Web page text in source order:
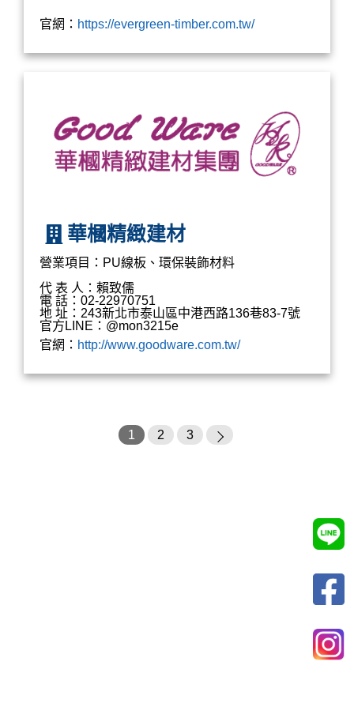
官網： https://evergreen-timber.com.tw/
華槶精緻建材
營業項目：PU線板、環保裝飾材料
代 表 人：賴致儒
電 話：02-22970751
地 址：243新北市泰山區中港西路136巷83-7號
官方LINE：@mon3215e
官網： http://www.goodware.com.tw/
1 2 3